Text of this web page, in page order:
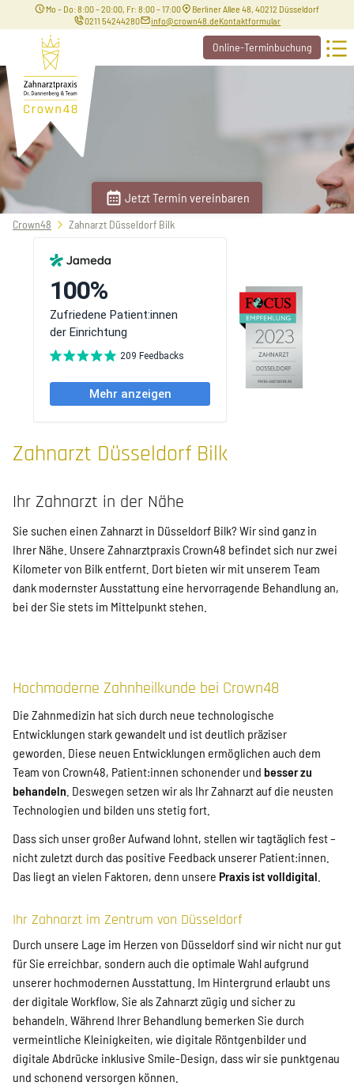
Mo – Do: 8:00 – 20:00, Fr: 8:00 – 17:00
Berliner Allee 48, 40212 Düsseldorf
0211 54244280
info@crown48.deKontaktformular
Online-Terminbuchung
Jetzt Termin vereinbaren
Sie
Crown48 Zahnarzt Düsseldorf Bilk
Zahnarzt Düsseldorf Bilk
Ihr Zahnarzt in der Nähe
Sie suchen einen Zahnarzt in Düsseldorf Bilk? Wir sind ganz in
Ihrer Nähe. Unsere Zahnarztpraxis Crown48 befindet sich nur zwei
Kilometer von Bilk entfernt. Dort bieten wir mit unserem Team
dank modernster Ausstattung eine hervorragende Behandlung an,
bei der Sie stets im Mittelpunkt stehen.
Hochmoderne Zahnheilkunde bei Crown48
Die Zahnmedizin hat sich durch neue technologische
Entwicklungen stark gewandelt und ist deutlich präziser
geworden. Diese neuen Entwicklungen ermöglichen auch dem
Team von Crown48, Patient:innen schonender und besser zu
behandeln . Deswegen setzen wir als Ihr Zahnarzt auf die neusten
Technologien und bilden uns stetig fort.
Dass sich unser großer Aufwand lohnt, stellen wir tagtäglich fest –
nicht zuletzt durch das positive Feedback unserer Patient:innen.
Das liegt an vielen Faktoren, denn unsere Praxis ist volldigital
Ihr Zahnarzt im Zentrum von Düsseldorf
Durch unsere Lage im Herzen von Düsseldorf sind wir nicht nur gut
für Sie erreichbar, sondern auch die optimale Wahl aufgrund
unserer hochmodernen Ausstattung. Im Hintergrund erlaubt uns
der digitale Workflow, Sie als Zahnarzt zügig und sicher zu
behandeln. Während Ihrer Behandlung bemerken Sie durch
vermeintliche Kleinigkeiten, wie digitale Röntgenbilder und
digitale Abdrücke inklusive Smile-Design, dass wir sie punktgenau
und schonend versorgen können.